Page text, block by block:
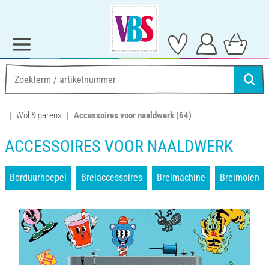
Wol & garens Accessoires voor naaldwerk (64)
ACCESSOIRES VOOR NAALDWERK
Borduurhoepel Breiaccessoires Breimachine Breimolen